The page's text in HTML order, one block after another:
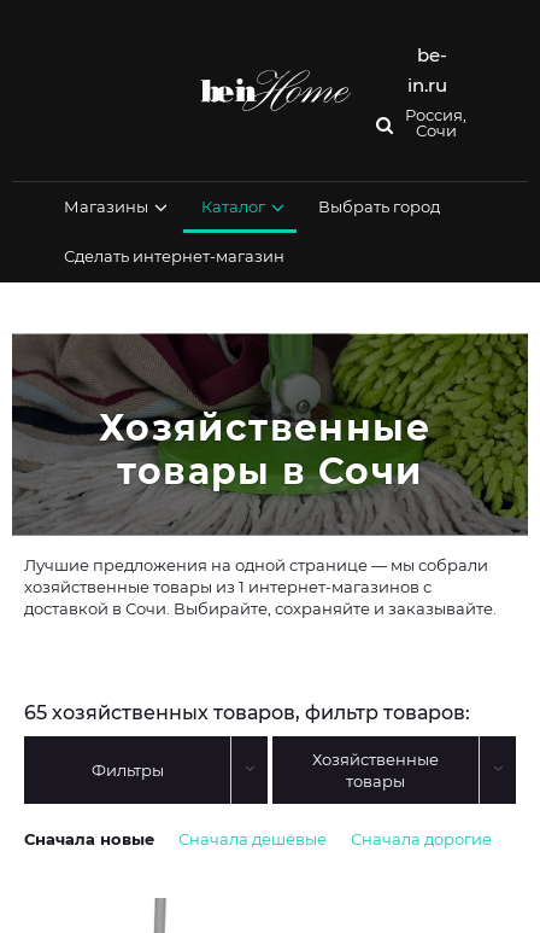
be-
in.ru
Россия,
Сочи
Магазины Каталог Выбрать город
Сделать интернет-магазин
Хозяйственные
товары в Сочи
Лучшие предложения на одной странице — мы собрали
хозяйственные товары из 1 интернет-магазинов с
доставкой в Сочи. Выбирайте, сохраняйте и заказывайте.
65 хозяйственных товаров, фильтр товаров:
Фильтры
Хозяйственные
товары
Сначала новые Сначала дешёвые Сначала дорогие